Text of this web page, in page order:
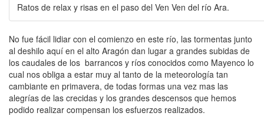
Ratos de relax y risas en el paso del Ven Ven del río Ara.
No fue fácil lidiar con el comienzo en este río, las tormentas junto
al deshilo aquí en el alto Aragón dan lugar a grandes subidas de
los caudales de los barrancos y ríos conocidos como Mayenco lo
cual nos obliga a estar muy al tanto de la meteorología tan
cambiante en primavera, de todas formas una vez mas las
alegrías de las crecidas y los grandes descensos que hemos
podido realizar compensan los esfuerzos realizados.